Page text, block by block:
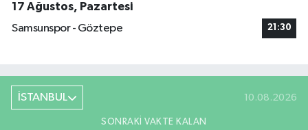
17 Ağustos, Pazartesi
Samsunspor - Göztepe
21:30
İSTANBUL 10.08.2026
SONRAKI VAKTE KALAN